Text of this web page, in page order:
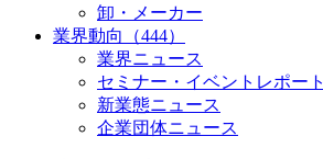
卸・メーカー
業界動向（444）
業界ニュース
セミナー・イベントレポート
新業態ニュース
企業団体ニュース